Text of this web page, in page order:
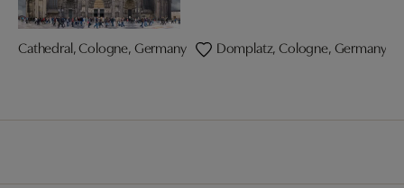
Cathedral, Cologne, Germany Domplatz, Cologne, Germany